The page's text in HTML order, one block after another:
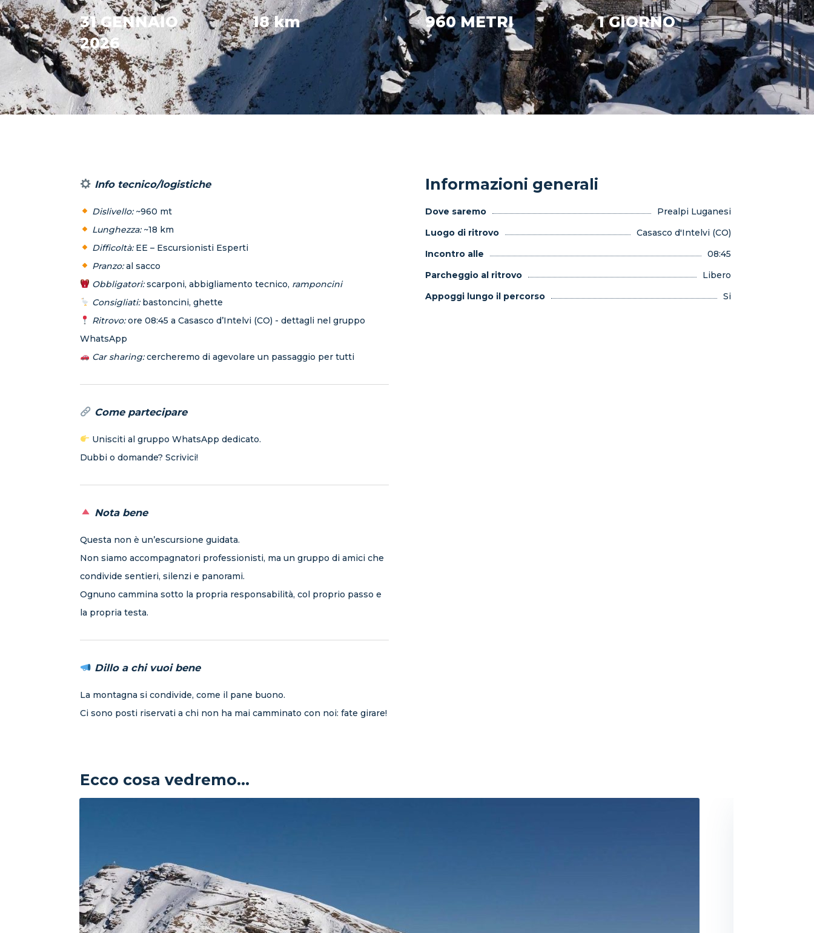
31 GENNAIO
2026
18 km 960 METRI 1 GIORNO
Info tecnico/logistiche
Dislivello:~960 mt
Lunghezza:~18 km
Difficoltà:EE – Escursionisti Esperti
Pranzo:al sacco
Obbligatori:scarponi, abbigliamento tecnico, ramponcini
Consigliati:bastoncini, ghette
Ritrovo:ore 08:45 a Casasco d’Intelvi (CO) - dettagli nel gruppo
WhatsApp
Car sharing:cercheremo di agevolare un passaggio per tutti
Come partecipare
Unisciti al gruppo WhatsApp dedicato.
Dubbi o domande? Scrivici!
Nota bene
Questa non è un’escursione guidata.
Non siamo accompagnatori professionisti, ma un gruppo di amici che
condivide sentieri, silenzi e panorami.
Ognuno cammina sotto la propria responsabilità, col proprio passo e
la propria testa.
Dillo a chi vuoi bene
La montagna si condivide, come il pane buono.
Ci sono posti riservati a chi non ha mai camminato con noi: fate girare!
Informazioni generali
Dove saremo
Prealpi Luganesi
Luogo di ritrovo
Casasco d'Intelvi (CO)
Incontro alle
08:45
Parcheggio al ritrovo
Libero
Appoggi lungo il percorso
Si
Ecco cosa vedremo...